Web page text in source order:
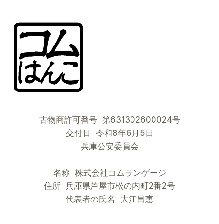
古物商許可番号 第631302600024号
交付日 令和8年6月5日
兵庫公安委員会
名称 株式会社コムランゲージ
住所 兵庫県芦屋市松の内町2番2号
代表者の氏名 大江昌恵